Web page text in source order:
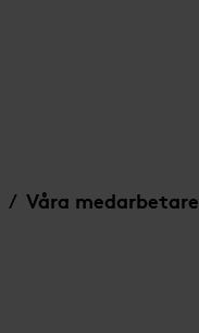
/ Våra medarbetare